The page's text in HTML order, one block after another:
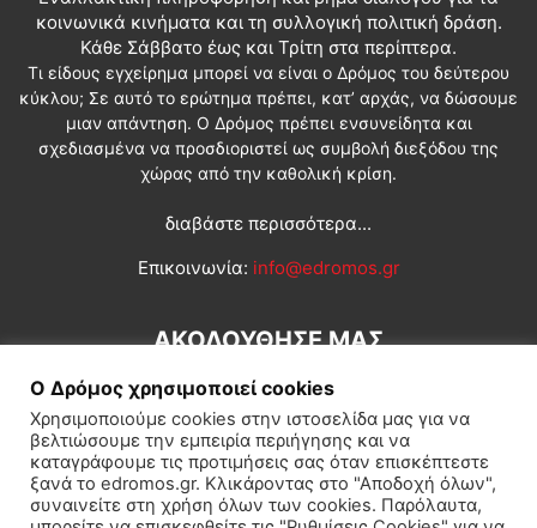
κοινωνικά κινήματα και τη συλλογική πολιτική δράση.
Κάθε Σάββατο έως και Τρίτη στα περίπτερα.
Τι είδους εγχείρημα μπορεί να είναι ο Δρόμος του δεύτερου
κύκλου; Σε αυτό το ερώτημα πρέπει, κατ’ αρχάς, να δώσουμε
μιαν απάντηση. Ο Δρόμος πρέπει ενσυνείδητα και
σχεδιασμένα να προσδιοριστεί ως συμβολή διεξόδου της
χώρας από την καθολική κρίση.
διαβάστε περισσότερα...
Επικοινωνία: info@edromos.gr
ΑΚΟΛΟΥΘΗΣΕ ΜΑΣ
Εγγραφή συνδρομητή Πολιτική Διεθνή Κοινωνία
Ο Δρόμος χρησιμοποιεί cookies
Χρησιμοποιούμε cookies στην ιστοσελίδα μας για να
βελτιώσουμε την εμπειρία περιήγησης και να
καταγράφουμε τις προτιμήσεις σας όταν επισκέπτεστε
ξανά το edromos.gr. Κλικάροντας στο "Αποδοχή όλων",
συναινείτε στη χρήση όλων των cookies. Παρόλαυτα,